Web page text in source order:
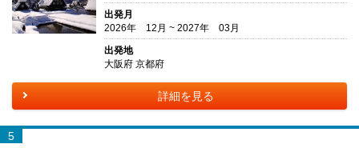
出発月
2026年 12月 ~ 2027年 03月
出発地
大阪府 京都府
詳細を見る
5